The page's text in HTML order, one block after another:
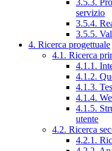
servizio
3.5.4.
3.5.5.
4. Ricerca progettuale
4.1. Ricerca
4.1.1.
4.1.2.
4.1.3.
4.1.4.
4.1.5.
utente
4.2. Ricerca
4.2.1.